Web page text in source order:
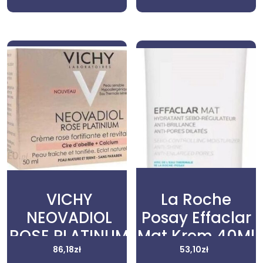
40ml
VICHY
NEOVADIOL
ROSE PLATINUM
Różany krem
86,18zł
La Roche
Posay Effaclar
Mat Krem 40Ml
53,10zł